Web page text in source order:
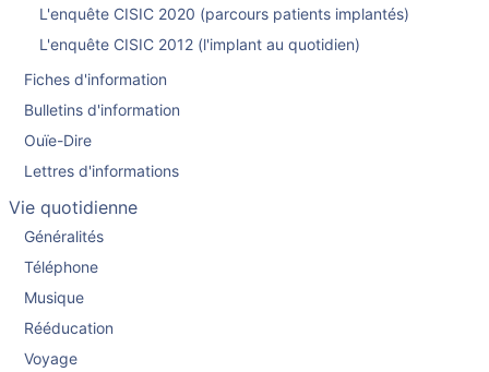
L'enquête CISIC 2020 (parcours patients implantés)
L'enquête CISIC 2012 (l'implant au quotidien)
Fiches d'information
Bulletins d'information
Ouïe-Dire
Lettres d'informations
Vie quotidienne
Généralités
Téléphone
Musique
Rééducation
Voyage